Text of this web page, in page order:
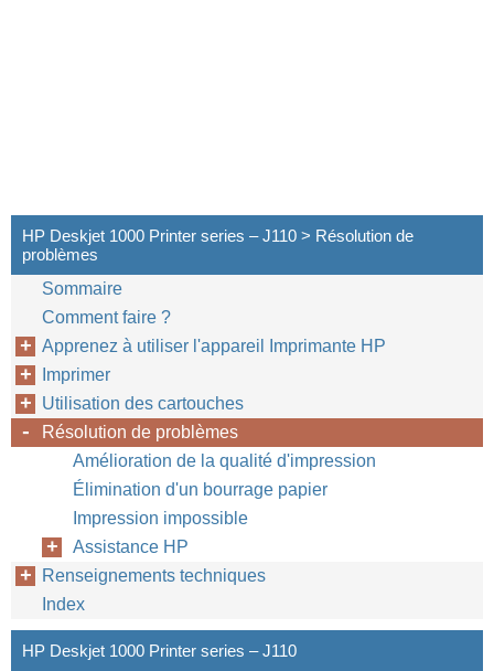
HP Deskjet 1000 Printer series – J110 > Résolution de
problèmes
Sommaire
Comment faire ?
Apprenez à utiliser l'appareil Imprimante HP
Imprimer
Utilisation des cartouches
Résolution de problèmes
Amélioration de la qualité d'impression
Élimination d'un bourrage papier
Impression impossible
Assistance HP
Renseignements techniques
Index
HP Deskjet 1000 Printer series – J110